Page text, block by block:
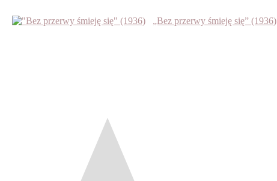
„Bez przerwy śmieję się” (1936)